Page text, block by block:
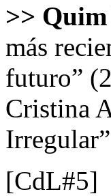
>>
más
futuro”
Cristina
[CdL#5]